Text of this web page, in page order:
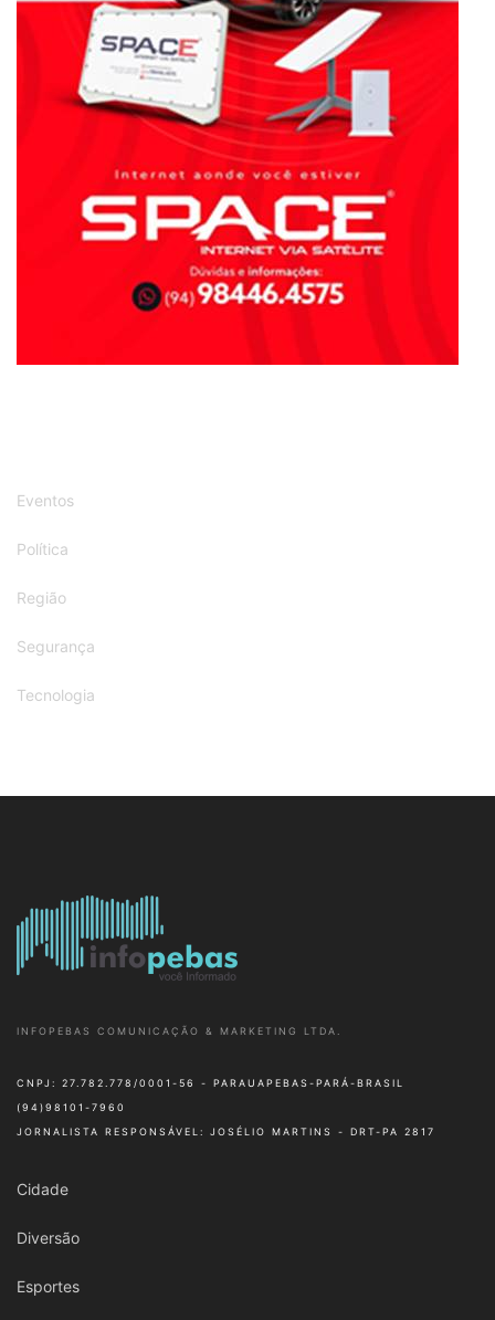
Eventos
Política
Região
Segurança
Tecnologia
INFOPEBAS COMUNICAÇÃO & MARKETING LTDA.
CNPJ: 27.782.778/0001-56 - PARAUAPEBAS-PARÁ-BRASIL
(94)98101-7960
JORNALISTA RESPONSÁVEL: JOSÉLIO MARTINS - DRT-PA 2817
Cidade
Diversão
Esportes